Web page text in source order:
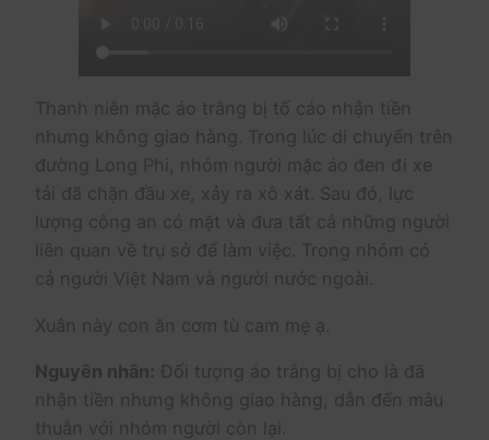
Thanh niên mặc áo trắng bị tố cáo nhận tiền
nhưng không giao hàng. Trong lúc di chuyển trên
đường Long Phi, nhóm người mặc áo đen đi xe
tải đã chặn đầu xe, xảy ra xô xát. Sau đó, lực
lượng công an có mặt và đưa tất cả những người
liên quan về trụ sở để làm việc. Trong nhóm có
cả người Việt Nam và người nước ngoài.
Xuân này con ăn cơm tù cam mẹ ạ.
Nguyên nhân: Đối tượng áo trắng bị cho là đã
nhận tiền nhưng không giao hàng, dẫn đến mâu
thuẫn với nhóm người còn lại.